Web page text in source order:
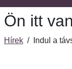
Ön itt van
Hírek /Indul a